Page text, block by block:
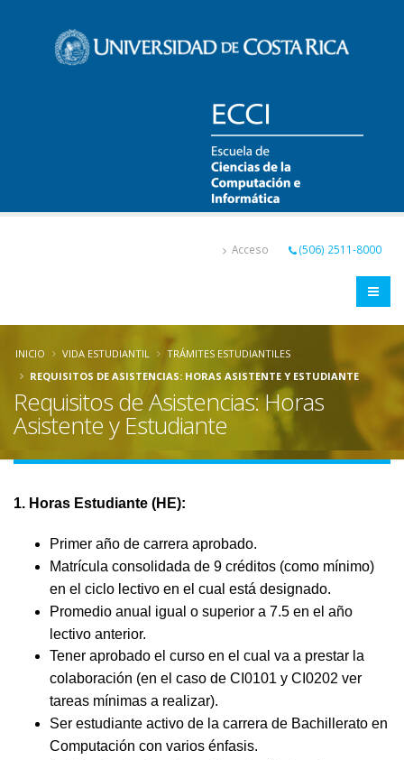
Acceso (506) 2511-8000
INICIO VIDA ESTUDIANTIL
TRÁMITES ESTUDIANTILES
REQUISITOS DE ASISTENCIAS: HORAS ASISTENTE Y ESTUDIANTE
Requisitos de Asistencias: Horas
Asistente y Estudiante
1. Horas Estudiante (HE):
Primer año de carrera aprobado.
Matrícula consolidada de 9 créditos (como mínimo)
en el ciclo lectivo en el cual está designado.
Promedio anual igual o superior a 7.5 en el año
lectivo anterior.
Tener aprobado el curso en el cual va a prestar la
colaboración (en el caso de CI0101 y CI0202 ver
tareas mínimas a realizar).
Ser estudiante activo de la carrera de Bachillerato en
Computación con varios énfasis.